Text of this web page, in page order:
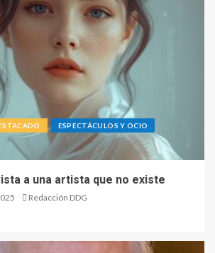
ESPECTÁCULOS Y OCIO
a una artista que no existe
Redacción DDG